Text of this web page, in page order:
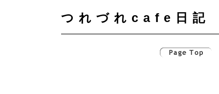
つれづれcafe日記